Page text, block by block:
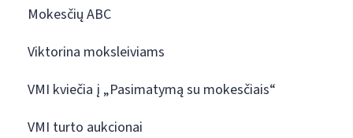
Mokesčių ABC
Viktorina moksleiviams
VMI kviečia į „Pasimatymą su mokesčiais“
VMI turto aukcionai